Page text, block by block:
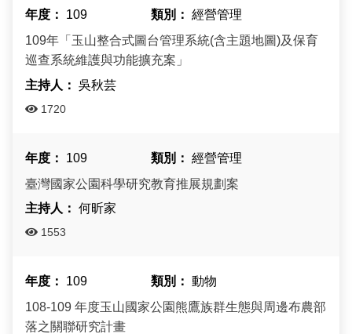
建築物公共安全申報案件即時進度查詢
利益衝突迴避揭露專區
公共工程生態檢核專區
109
經營管理
109年「玉山整合式圖台管理系統(含主題地圖)及保育
巡查系統維護與功能擴充案」
吳秋芸
1720
109
經營管理
臺灣國家公園科學研究教育推展規劃案
何昕家
1553
109
動物
108-109 年度玉山國家公園熊鷹族群生態與周邊布農部
落之關聯研究計畫